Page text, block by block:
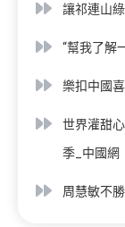
讓祁連山
“幫我了解
樂扣中國
世界灌甜
季_中國網
周慧敏不